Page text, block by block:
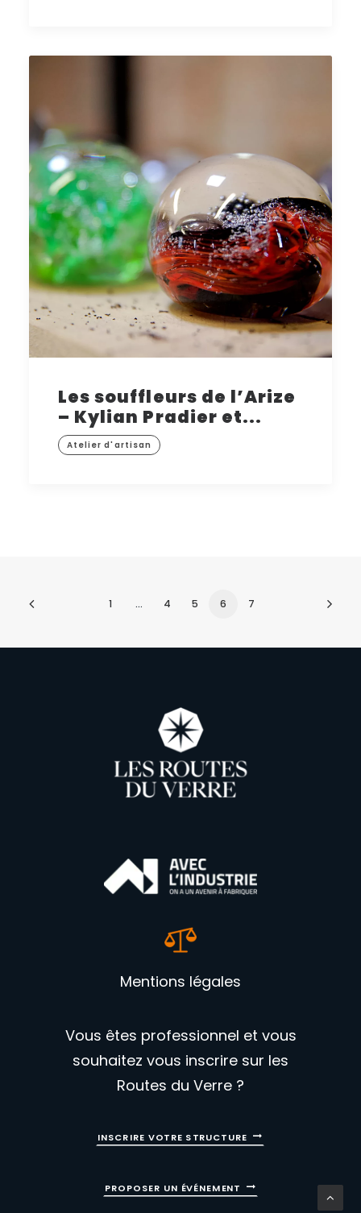
Les souffleurs de l’Arize
– Kylian Pradier et...
Atelier d'artisan
1 … 4 5 6 7
Mentions légales
Vous êtes professionnel et vous
souhaitez vous inscrire sur les
Routes du Verre ?
INSCRIRE VOTRE STRUCTURE
PROPOSER UN ÉVÉNEMENT